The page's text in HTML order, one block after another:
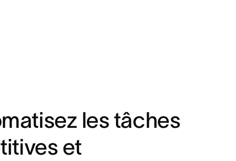
les tâches
et